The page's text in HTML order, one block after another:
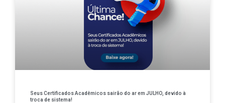
Seus Certificados Acadêmicos sairão do ar em JULHO, devido à
troca de sistema!